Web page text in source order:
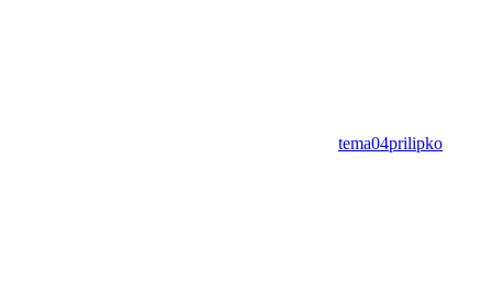
tema04prilipko